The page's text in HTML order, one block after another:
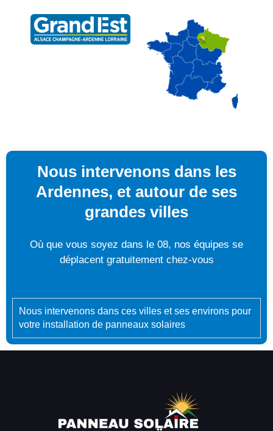
Nous intervenons dans les
Ardennes, et autour de ses
grandes villes
Où que vous soyez dans le 08, nos équipes se
déplacent gratuitement chez-vous
Nous intervenons dans ces villes et ses environs pour
votre installation de panneaux solaires